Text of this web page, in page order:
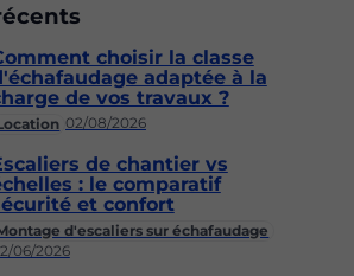
02/08/2026
choisir la classe
adaptée à la
de vos travaux ?
d'escaliers sur échafaudage
06/2026
de chantier vs
: le comparatif
et confort